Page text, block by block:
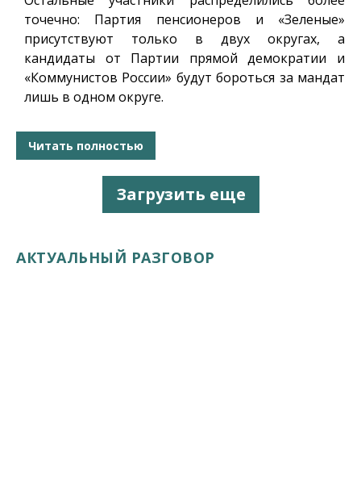
точечно: Партия пенсионеров и «Зеленые»
присутствуют только в двух округах, а
кандидаты от Партии прямой демократии и
«Коммунистов России» будут бороться за мандат
лишь в одном округе.
Читать полностью
Загрузить еще
АКТУАЛЬНЫЙ РАЗГОВОР